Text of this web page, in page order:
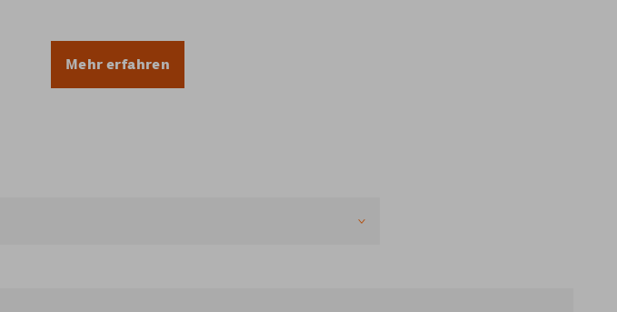
Mehr erfahren